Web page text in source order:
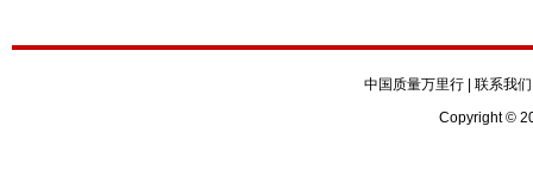
中国质量万里行| 联系我们
Copyright ©